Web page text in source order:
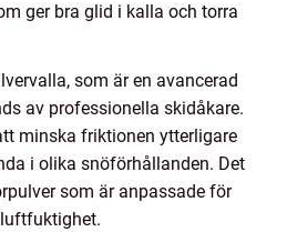
ger bra glid i kalla och torra
som är en avancerad
av professionella skidåkare.
minska friktionen ytterligare
i olika snöförhållanden. Det
som är anpassade för